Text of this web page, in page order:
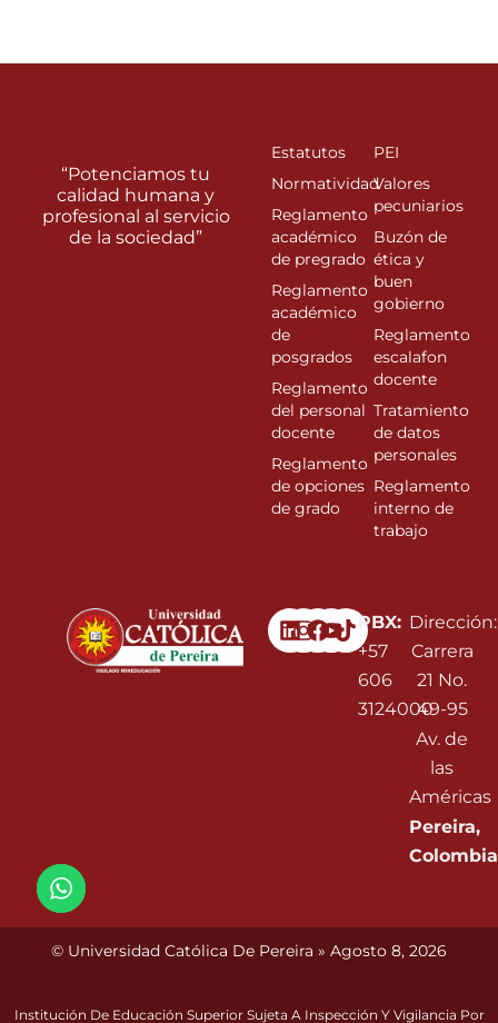
Linkedin
Instagram
Facebook
Youtube
PBX:
+57
606
3124000
Dirección:
Carrera
21 No.
49-95
Av. de
las
Américas
Pereira,
Colombia
“Potenciamos tu
calidad humana y
profesional al servicio
de la sociedad”
Estatutos
Normatividad
Reglamento
académico
de pregrado
Reglamento
académico
de
posgrados
Reglamento
del personal
docente
Reglamento
de opciones
de grado
PEI
Valores
pecuniarios
Buzón de
ética y
buen
gobierno
Reglamento
escalafon
docente
Tratamiento
de datos
personales
Reglamento
interno de
trabajo
© Universidad Católica De Pereira » Agosto 8, 2026
Institución De Educación Superior Sujeta A Inspección Y Vigilancia Por